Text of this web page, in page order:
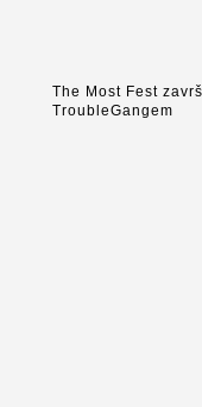
The Most Fest
TroubleGangem